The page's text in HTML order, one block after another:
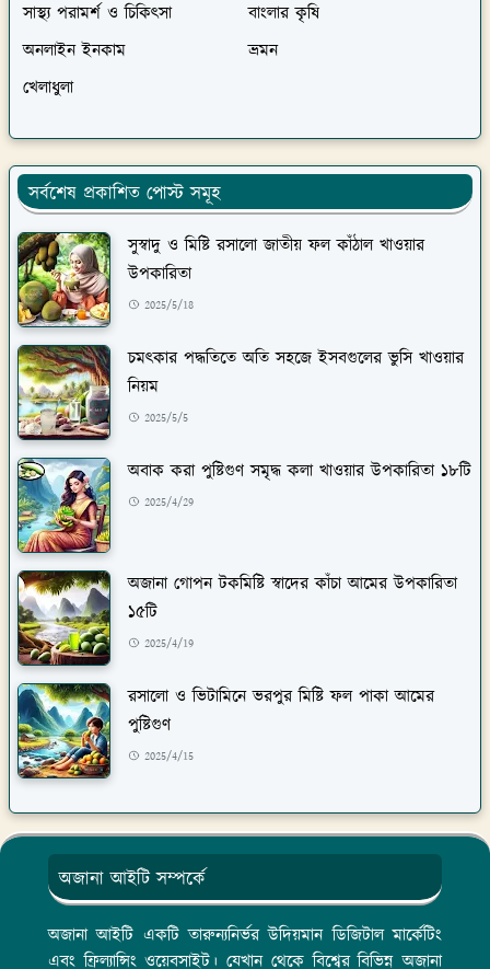
অনলাইন ইনকাম
ভ্রমন
খেলাধুলা
সর্বশেষ প্রকাশিত পোস্ট সমূহ
সুস্বাদু ও মিষ্টি রসালো জাতীয় ফল কাঁঠাল খাওয়ার
উপকারিতা
2025/5/18
নিয়ম
2025/5/5
2025/4/29
১৫টি
2025/4/19
পুষ্টিগুণ
2025/4/15
অজানা আইটি সম্পর্কে
অজানা আইটি একটি তারুন্যনির্ভর উদিয়মান ডিজিটাল মার্কেটিং
এবং ফ্রিল্যান্সিং ওয়েবসাইট। যেখান থেকে বিশ্বের বিভিন্ন অজানা
বিষয়বস্তু সম্পর্কে ধারনা পাওয়া যাবে।